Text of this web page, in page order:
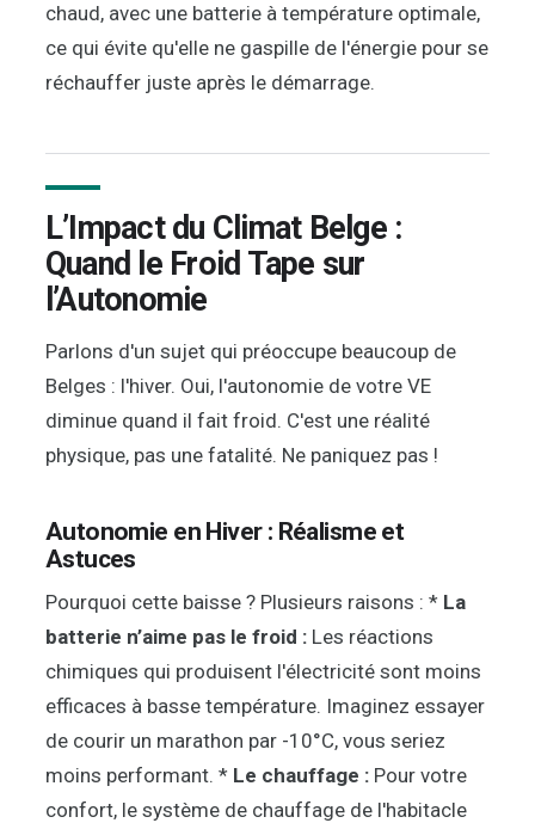
chaud, avec une batterie à température optimale,
ce qui évite qu'elle ne gaspille de l'énergie pour se
réchauffer juste après le démarrage.
L’Impact du Climat Belge :
Quand le Froid Tape sur
l’Autonomie
Parlons d'un sujet qui préoccupe beaucoup de
Belges : l'hiver. Oui, l'autonomie de votre VE
diminue quand il fait froid. C'est une réalité
physique, pas une fatalité. Ne paniquez pas !
Autonomie en Hiver : Réalisme et
Astuces
Pourquoi cette baisse ? Plusieurs raisons : * La
batterie n’aime pas le froid : Les réactions
chimiques qui produisent l'électricité sont moins
efficaces à basse température. Imaginez essayer
de courir un marathon par -10°C, vous seriez
moins performant. * Le chauffage : Pour votre
confort, le système de chauffage de l'habitacle